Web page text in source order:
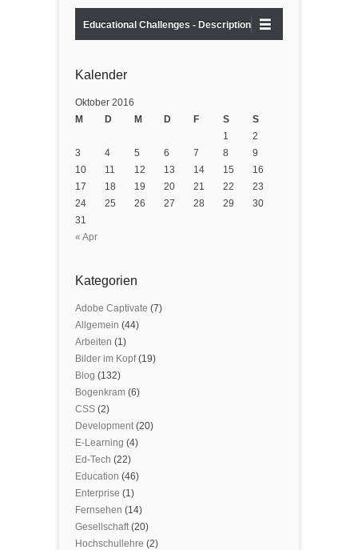
Educational Challenges - Description
Kalender
Oktober 2016
M
D M D F S S
« Apr
1
2
3
4 5 6 7 8
9
10
11 12 13 14 15
16
17
18 19 20 21 22
23
24
25 26 27 28 29
30
31
Kategorien
Adobe Captivate (7)
Allgemein (44)
Arbeiten (1)
Bilder im Kopf(19)
Blog (132)
Bogenkram (6)
CSS (2)
Development(20)
E-Learning (4)
Ed-Tech (22)
Education (46)
Enterprise (1)
Fernsehen (14)
Gesellschaft(20)
Hochschullehre (2)